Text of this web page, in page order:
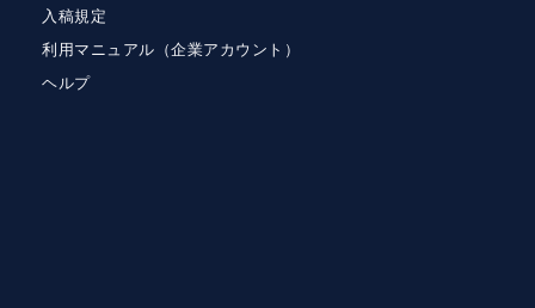
入稿規定
利用マニュアル（企業アカウント）
ヘルプ